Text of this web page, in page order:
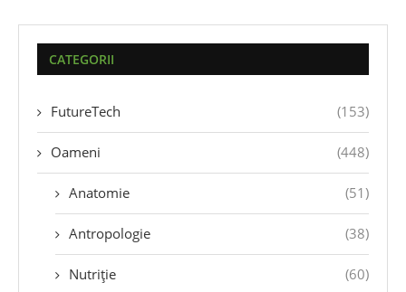
CATEGORII
FutureTech (153)
Oameni (448)
Anatomie (51)
Antropologie (38)
Nutriție (60)